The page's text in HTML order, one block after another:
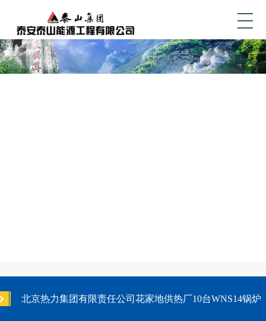
北京热力集团有限责任公司花家地供热厂10台WNS14锅炉